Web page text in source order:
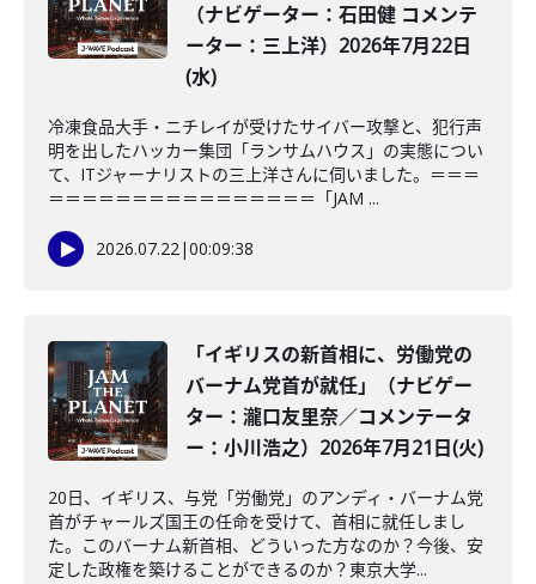
（ナビゲーター：石田健 コメンテ
ーター：三上洋）2026年7月22日
(水)
冷凍食品大手・ニチレイが受けたサイバー攻撃と、犯行声
明を出したハッカー集団「ランサムハウス」の実態につい
て、ITジャーナリストの三上洋さんに伺いました。＝＝＝
＝＝＝＝＝＝＝＝＝＝＝＝＝＝＝＝「JAM ...
2026.07.22|00:09:38
「イギリスの新首相に、労働党の
バーナム党首が就任」（ナビゲー
ター：瀧口友里奈／コメンテータ
ー：小川浩之）2026年7月21日(火)
20日、イギリス、与党「労働党」のアンディ・バーナム党
首がチャールズ国王の任命を受けて、首相に就任しまし
た。このバーナム新首相、どういった方なのか？今後、安
定した政権を築けることができるのか？東京大学...